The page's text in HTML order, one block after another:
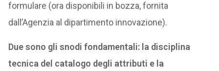
formulare (ora disponibili in bozza, fornita
dall’Agenzia al dipartimento innovazione).
Due sono gli snodi fondamentali: la disciplina
tecnica del catalogo degli attributi e la